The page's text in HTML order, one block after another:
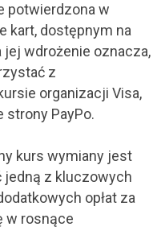
potwierdzona w
kart, dostępnym na
jej wdrożenie oznacza,
z
organizacji Visa,
PayPo.
kurs wymiany jest
jedną z kluczowych
opłat za
w rosnące